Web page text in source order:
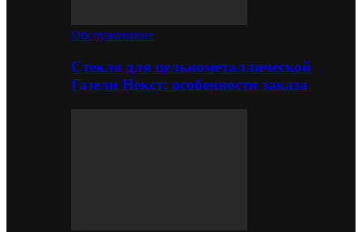
Обслуживание
Стекло для цельнометаллической
Газели Некст: особенности заказа